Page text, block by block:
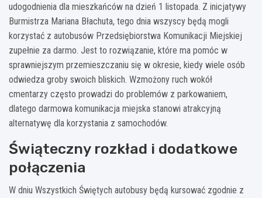
udogodnienia dla mieszkańców na dzień 1 listopada. Z inicjatywy
Burmistrza Mariana Błachuta, tego dnia wszyscy będą mogli
korzystać z autobusów Przedsiębiorstwa Komunikacji Miejskiej
zupełnie za darmo. Jest to rozwiązanie, które ma pomóc w
sprawniejszym przemieszczaniu się w okresie, kiedy wiele osób
odwiedza groby swoich bliskich. Wzmożony ruch wokół
cmentarzy często prowadzi do problemów z parkowaniem,
dlatego darmowa komunikacja miejska stanowi atrakcyjną
alternatywę dla korzystania z samochodów.
Świąteczny rozkład i dodatkowe
połączenia
W dniu Wszystkich Świętych autobusy będą kursować zgodnie z